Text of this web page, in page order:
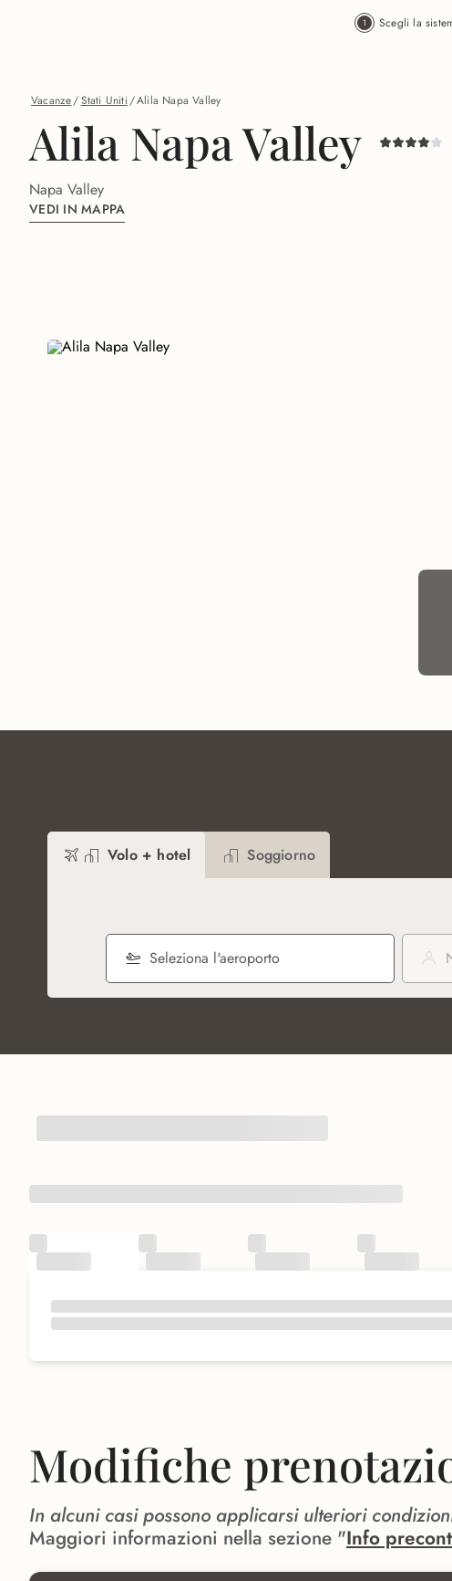
Scegli la
Vacanze/Stati Uniti/Alila Napa Valley
Alila Napa Valley
Napa Valley
VEDI IN MAPPA
Volo + hotel Soggiorno
Seleziona l'aeroporto
Modifiche
In alcuni casi possono applicarsi ulteriori
Maggiori informazioni nella sezione "Info